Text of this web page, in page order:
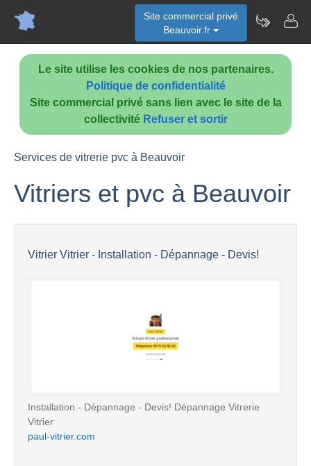
Le site utilise les cookies de nos partenaires.
Politique de confidentialité
Site commercial privé sans lien avec le site de la
collectivité Refuser et sortir
Site commercial privé
Beauvoir.fr
Services de vitrerie pvc à Beauvoir
Vitriers et pvc à Beauvoir
Vitrier Vitrier - Installation - Dépannage - Devis!
Installation - Dépannage - Devis! Dépannage Vitrerie
Vitrier
paul-vitrier.com